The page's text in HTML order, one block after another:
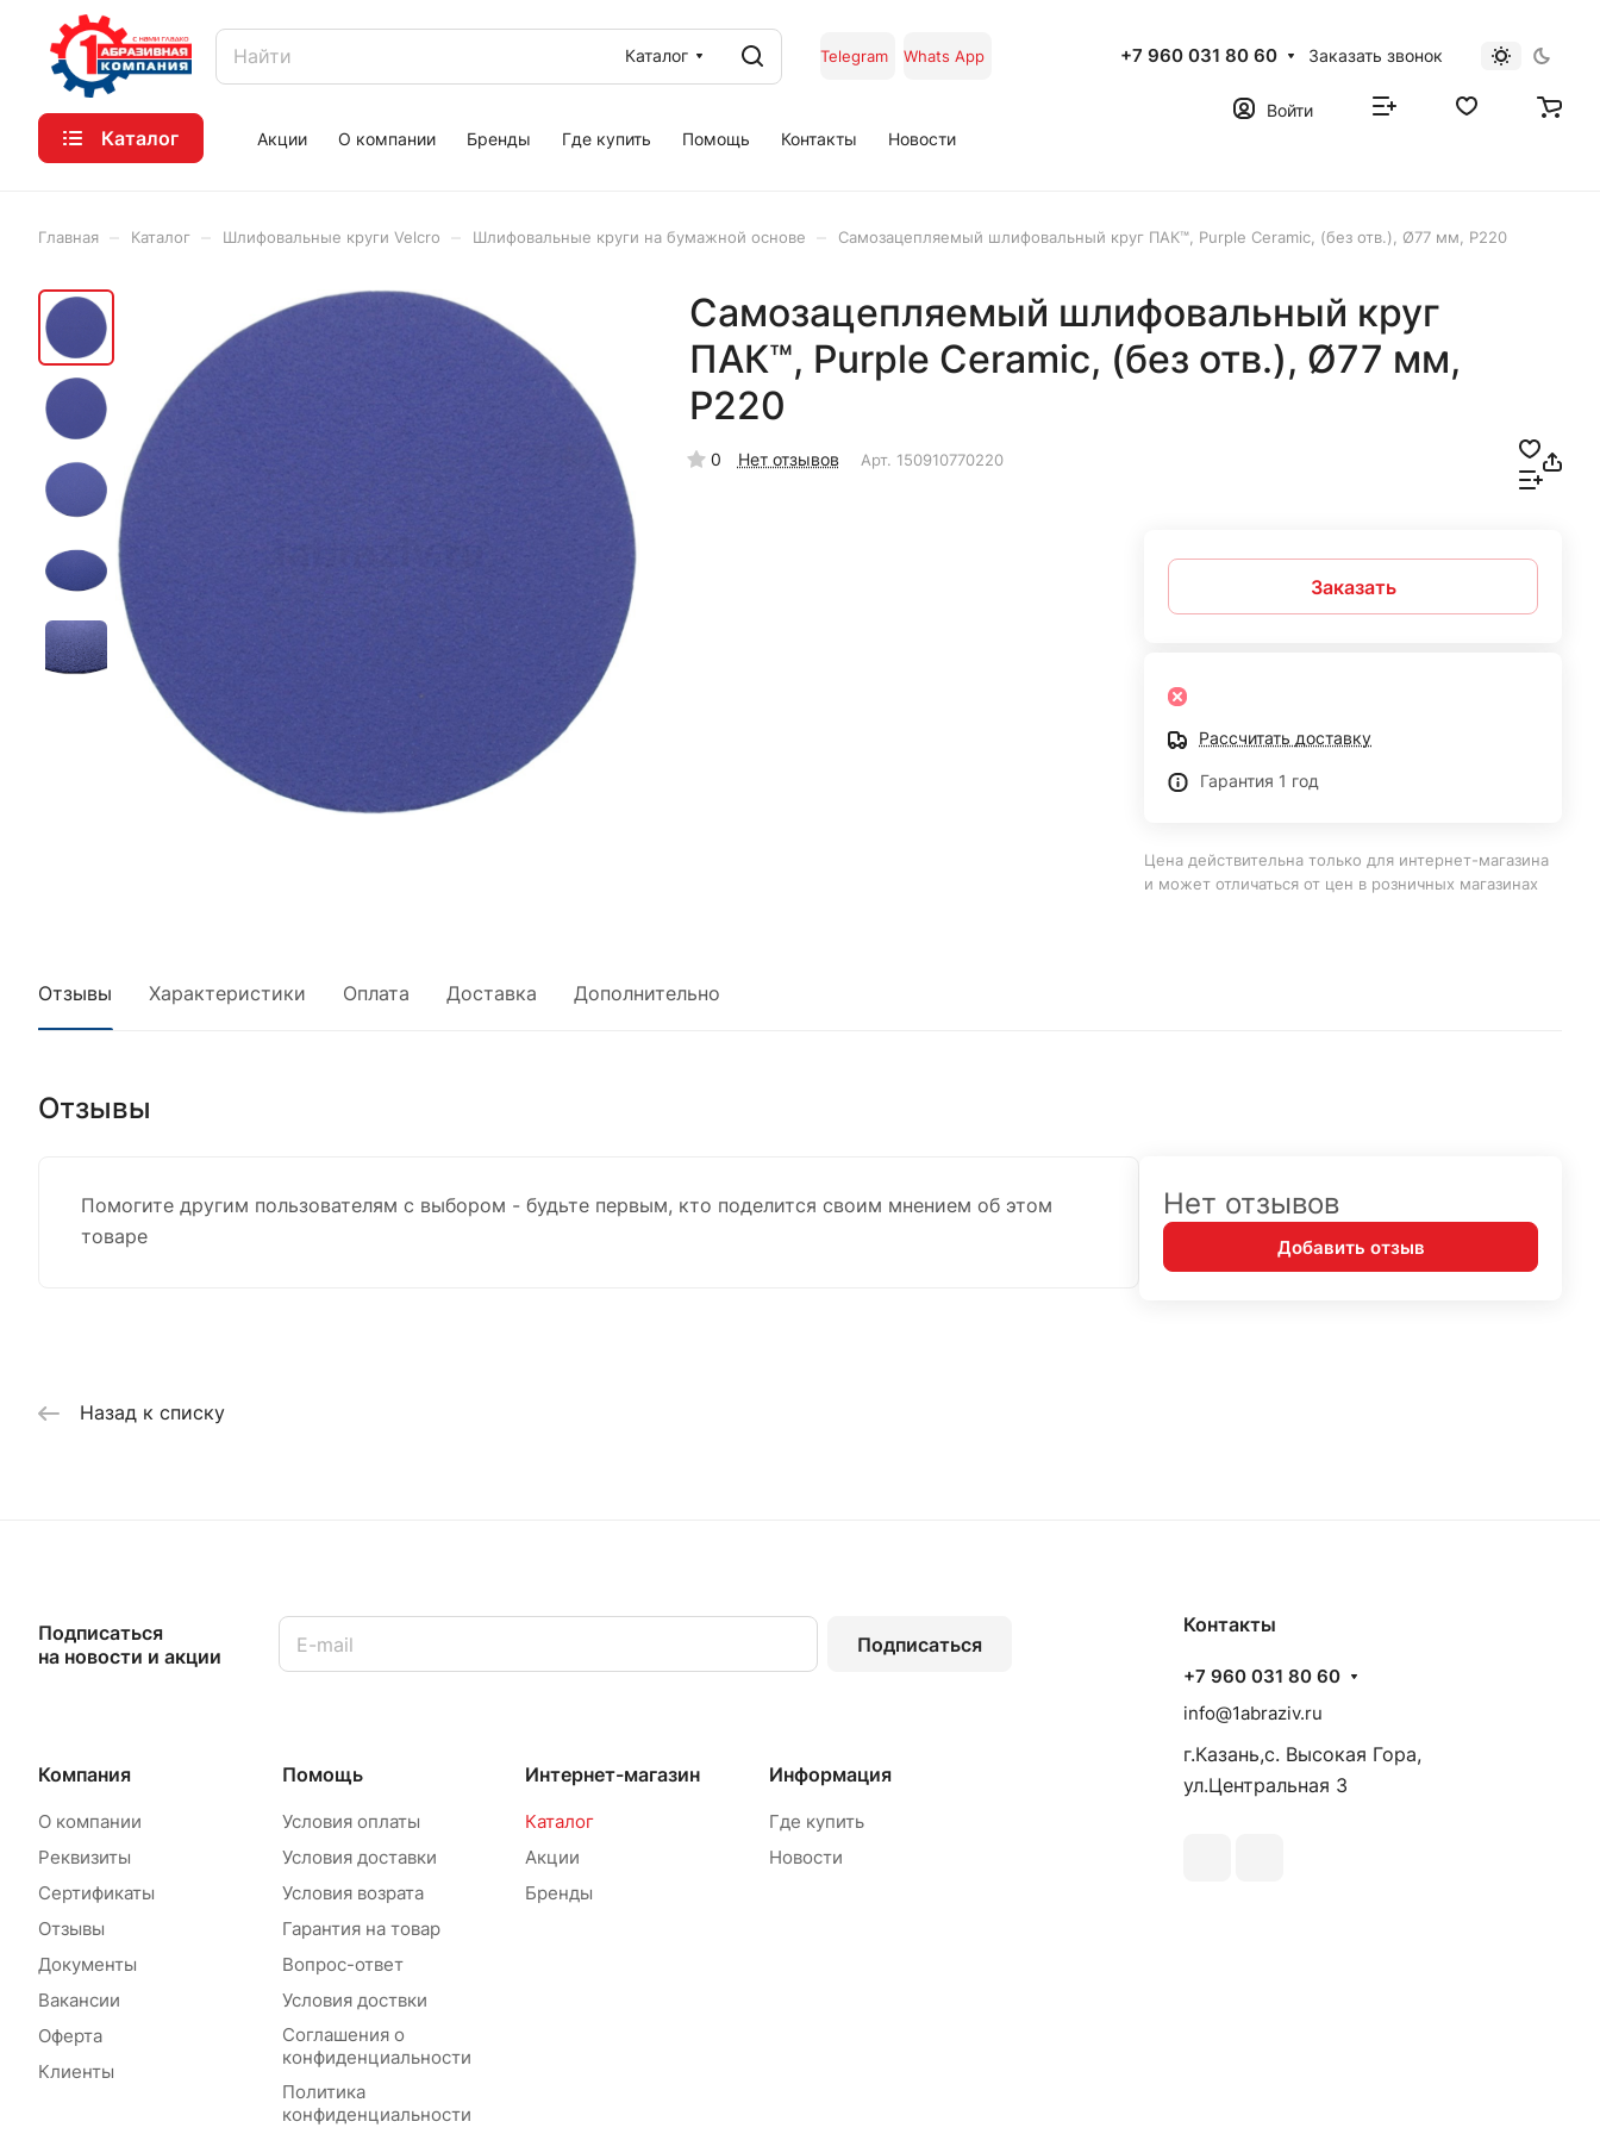
Каталог Telegram Whats App +7 960 031 80 60 Заказать звонок
Каталог Акции О компании Бренды Где купить Помощь Контакты Новости
Войти
Главная Каталог Шлифовальные круги Velcro Шлифовальные круги на бумажной основе Самозацепляемый шлифовальный круг ПАК™, Purple Сeramic, (без отв.), Ø77 мм, Р220
Самозацепляемый шлифовальный круг
ПАК™, Purple Сeramic, (без отв.), Ø77 мм,
Р220
0 Нет отзывов Арт. 150910770220
Заказать
Рассчитать доставку
Гарантия 1 год
Цена действительна только для интернет-магазина
и может отличаться от цен в розничных магазинах
Отзывы Характеристики Оплата Доставка Дополнительно
Отзывы
Помогите другим пользователям с выбором - будьте первым, кто поделится своим мнением об этом
товаре
Нет отзывов
Добавить отзыв
Назад к списку
Подписаться
на новости и акции
Подписаться
Компания
О компании
Реквизиты
Сертификаты
Отзывы
Документы
Вакансии
Оферта
Клиенты
Помощь
Условия оплаты
Условия доставки
Условия возрата
Гарантия на товар
Вопрос-ответ
Условия доствки
Соглашения о
конфиденциальности
Политика
конфиденциальности
Интернет-магазин
Каталог
Акции
Бренды
Информация
Где купить
Новости
Контакты
+7 960 031 80 60
info@1abraziv.ru
г.Казань,с. Высокая Гора,
ул.Центральная 3